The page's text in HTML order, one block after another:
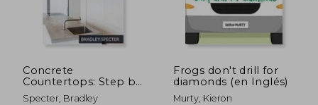
Concrete
Countertops: Step by
Step Guide to Making
Specter, Bradley
Frogs don't drill for
diamonds (en Inglés)
Murty, Kieron